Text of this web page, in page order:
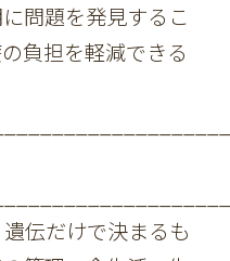
問題を発見するこ
負担を軽減できる
伝だけで決まるも